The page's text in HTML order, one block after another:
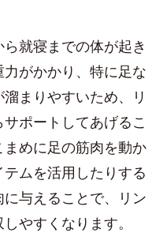
就寝までの体が起き
がかかり、特に足な
まりやすいため、リ
ポートしてあげるこ
まめに足の筋肉を動か
テムを活用したりする
与えることで、リン
やすくなります。